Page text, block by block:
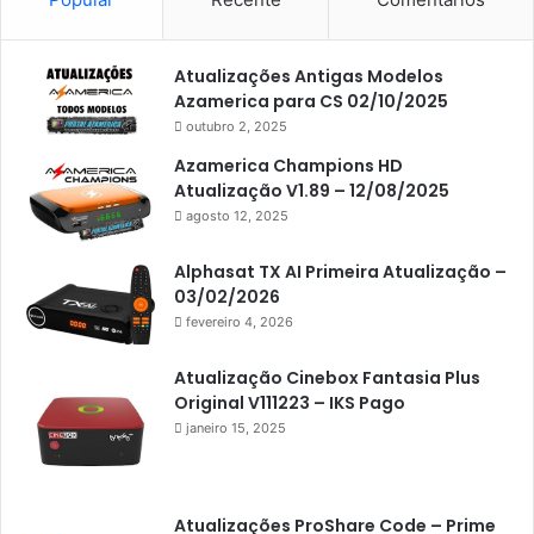
Americabox S105 Plus
Americabox S205
Americabox S205 Plus
Americabox S305 Plus
Artcom
Athomics
Athomics Eon
Athomics i3
Athomics i3 Bold
Athomics Inspire Qi
Atualizações Antigas Modelos
Azamerica para CS 02/10/2025
outubro 2, 2025
Azamerica Champions HD
Atualização V1.89 – 12/08/2025
agosto 12, 2025
Alphasat TX AI Primeira Atualização –
03/02/2026
fevereiro 4, 2026
Atualização Cinebox Fantasia Plus
Original V111223 – IKS Pago
janeiro 15, 2025
Atualizações ProShare Code – Prime